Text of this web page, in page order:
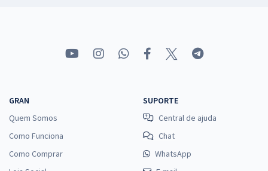
GRAN
Quem Somos
Como Funciona
Como Comprar
SUPORTE
Central de ajuda
Chat
WhatsApp